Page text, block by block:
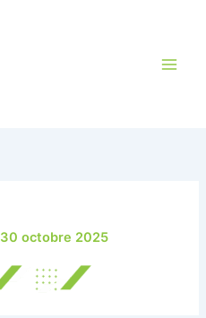
30 octobre 2025